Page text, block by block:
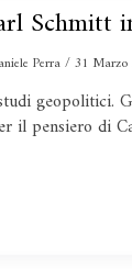
Schmitt
Perra/31 Marzo
geopolitici.
il pensiero di